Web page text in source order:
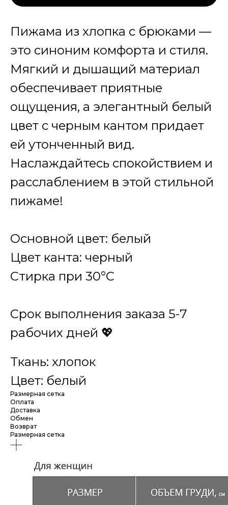
Пижама из хлопка с брюками —
это синоним комфорта и стиля.
Мягкий и дышащий материал
обеспечивает приятные
ощущения, а элегантный белый
цвет с черным кантом придает
ей утонченный вид.
Наслаждайтесь спокойствием и
расслаблением в этой стильной
пижаме!
Основной цвет: белый
Цвет канта: черный
Cтирка при 30°C
Срок выполнения заказа 5-7
рабочих дней 💖
Ткань: хлопок
Цвет: белый
Размерная сетка
Оплата
Доставка
Обмен
Возврат
Размерная сетка